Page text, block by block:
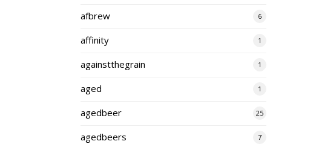
afbrew 6
affinity 1
againstthegrain 1
aged 1
agedbeer 25
agedbeers 7